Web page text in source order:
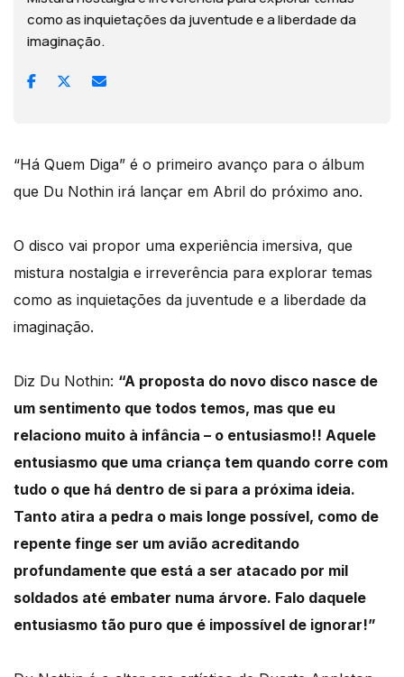
como as inquietações da juventude e a liberdade da
imaginação.
“Há Quem Diga” é o primeiro avanço para o álbum
que Du Nothin irá lançar em Abril do próximo ano.
O disco vai propor uma experiência imersiva, que
mistura nostalgia e irreverência para explorar temas
como as inquietações da juventude e a liberdade da
imaginação.
Diz Du Nothin: “A proposta do novo disco nasce de
um sentimento que todos temos, mas que eu
relaciono muito à infância – o entusiasmo!! Aquele
entusiasmo que uma criança tem quando corre com
tudo o que há dentro de si para a próxima ideia.
Tanto atira a pedra o mais longe possível, como de
repente finge ser um avião acreditando
profundamente que está a ser atacado por mil
soldados até embater numa árvore. Falo daquele
entusiasmo tão puro que é impossível de ignorar!”